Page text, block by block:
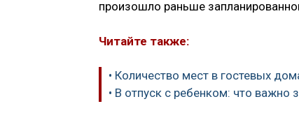
произошло раньше
Читайте также:
• Количество мест в гостевых
• В отпуск с ребенком: что важно